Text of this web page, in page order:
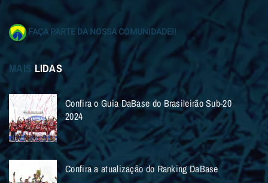
FAÇA PARTE DA NOSSA COMUNIDADE!!
MAIS LIDAS
Confira o Guia DaBase do Brasileirão Sub-20
2024
Confira a atualização do Ranking DaBase